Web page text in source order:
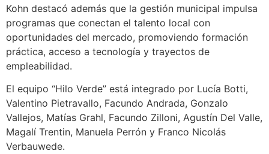
Kohn destacó además que la gestión municipal impulsa
programas que conectan el talento local con
oportunidades del mercado, promoviendo formación
práctica, acceso a tecnología y trayectos de
empleabilidad.
El equipo “Hilo Verde” está integrado por Lucía Botti,
Valentino Pietravallo, Facundo Andrada, Gonzalo
Vallejos, Matías Grahl, Facundo Zilloni, Agustín Del Valle,
Magalí Trentin, Manuela Perrón y Franco Nicolás
Verbauwede.